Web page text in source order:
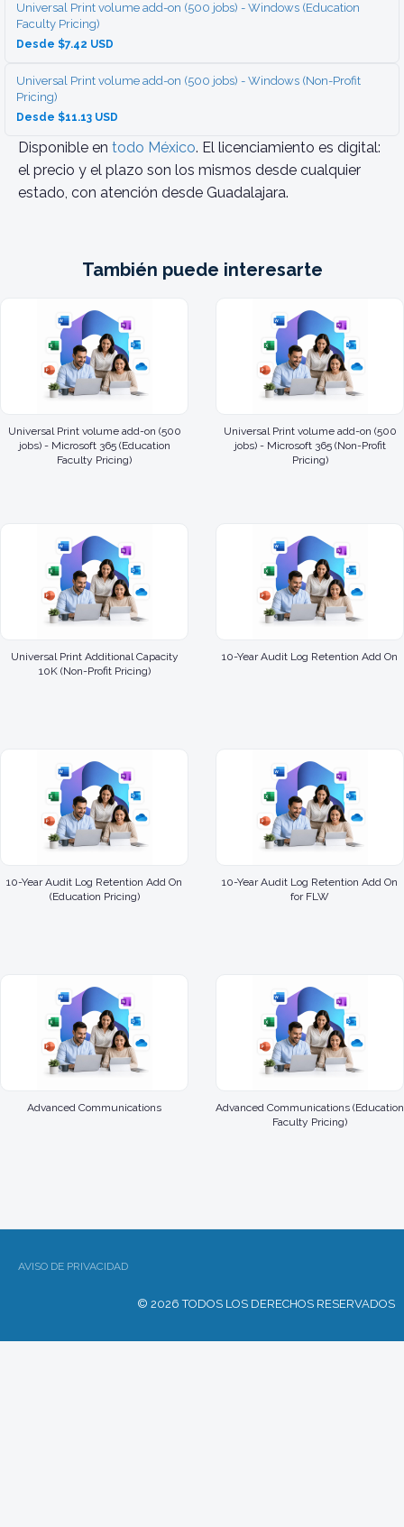
Universal Print volume add-on (500 jobs) - Windows (Education
Faculty Pricing)
Desde $7.42 USD
Universal Print volume add-on (500 jobs) - Windows (Non-Profit
Pricing)
Desde $11.13 USD
Disponible en todo México. El licenciamiento es digital:
el precio y el plazo son los mismos desde cualquier
estado, con atención desde Guadalajara.
También puede interesarte
Universal Print volume add-on (500
jobs) - Microsoft 365 (Education
Faculty Pricing)
Universal Print volume add-on (500
jobs) - Microsoft 365 (Non-Profit
Pricing)
Universal Print Additional Capacity
10K (Non-Profit Pricing)
10-Year Audit Log Retention Add On
10-Year Audit Log Retention Add On
(Education Pricing)
10-Year Audit Log Retention Add On
for FLW
Advanced Communications
Advanced Communications (Education
Faculty Pricing)
AVISO DE PRIVACIDAD
© 2026 TODOS LOS DERECHOS RESERVADOS